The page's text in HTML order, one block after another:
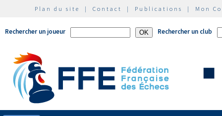
Plan du site | Contact | Publications | Mon
Rechercher un joueur Rechercher un club